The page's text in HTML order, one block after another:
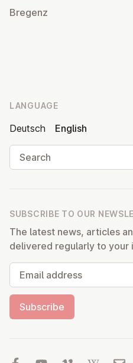
Bregenz
LANGUAGE
Deutsch
English
Search
SUBSCRIBE TO OUR
The latest news, articles
delivered regularly to your
Email address
Subscribe